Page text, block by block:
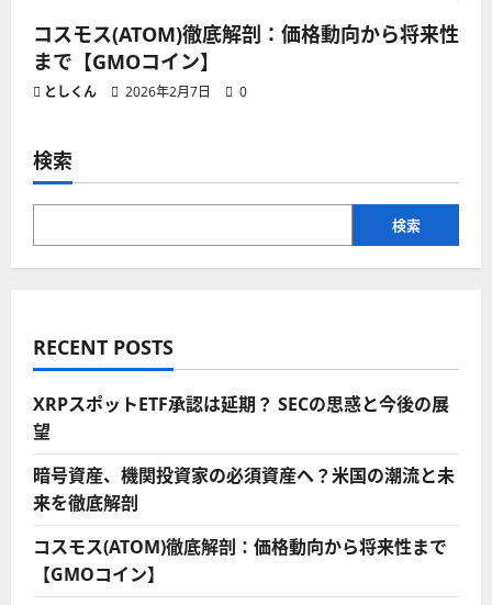
コスモス(ATOM)徹底解剖：価格動向から将来性
まで【GMOコイン】
としくん 2026年2月7日 0
検索
検索
RECENT POSTS
XRPスポットETF承認は延期？ SECの思惑と今後の展
望
暗号資産、機関投資家の必須資産へ？米国の潮流と未
来を徹底解剖
コスモス(ATOM)徹底解剖：価格動向から将来性まで
【GMOコイン】